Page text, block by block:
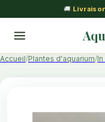
🚚
Accueil Plantes d'aquarium